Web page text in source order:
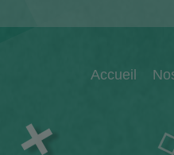
Accueil